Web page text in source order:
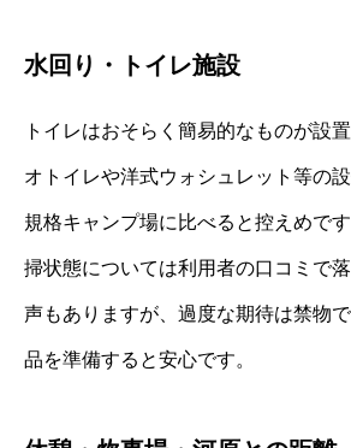
水回り・トイレ施設
トイレはおそらく簡易的なものが設
オトイレや洋式ウォシュレット等の
規格キャンプ場に比べると控えめで
掃状態については利用者の口コミで
声もありますが、過度な期待は禁物
品を準備すると安心です。